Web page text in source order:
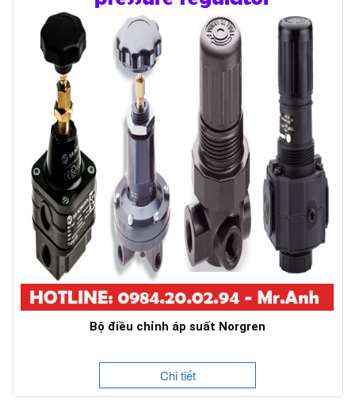
Bộ điều chỉnh áp suất Norgren
Chi tiết